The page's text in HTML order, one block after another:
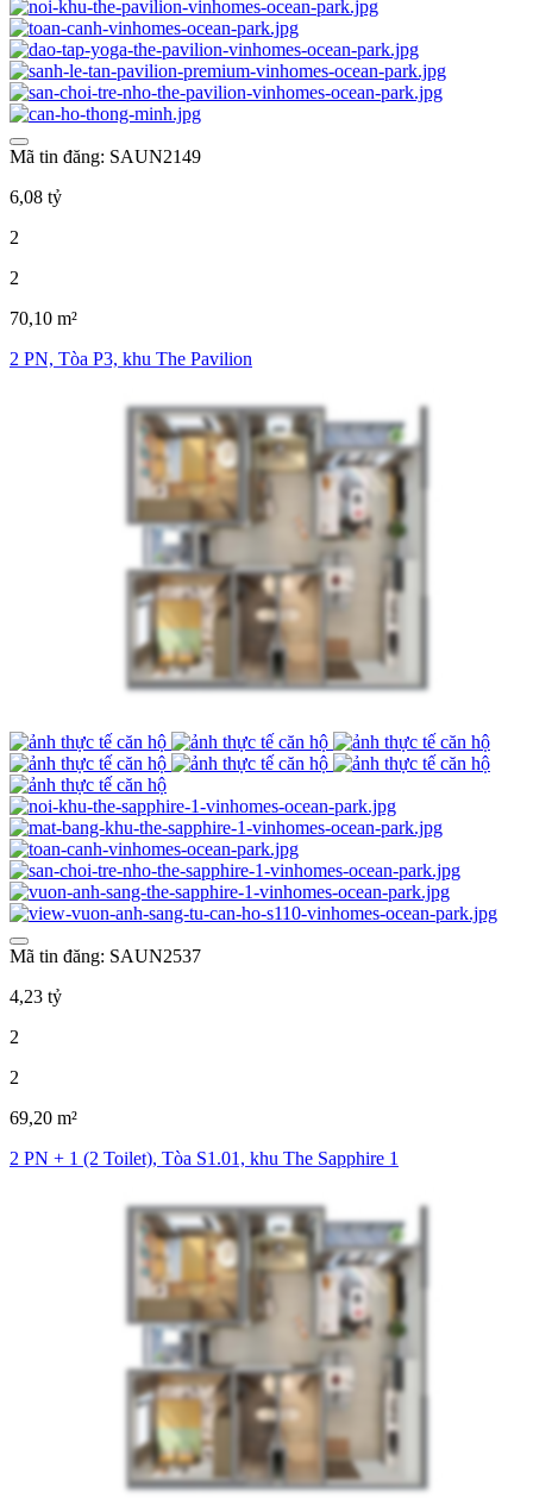
Mã tin đăng: SAUN2149
6,08 tỷ
2
2
70,10 m²
2 PN, Tòa P3, khu The Pavilion
Mã tin đăng: SAUN2537
4,23 tỷ
2
2
69,20 m²
2 PN + 1 (2 Toilet), Tòa S1.01, khu The Sapphire 1